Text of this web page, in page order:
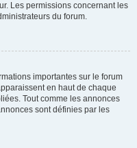
Les permissions concernant les
du forum.
importantes sur le forum
en haut de chaque
Tout comme les annonces
sont définies par les